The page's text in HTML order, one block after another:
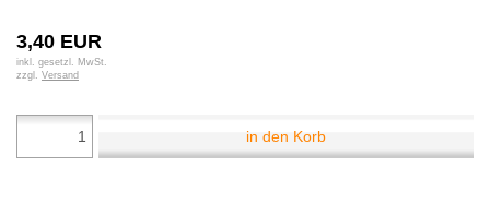
3,40 EUR
inkl. gesetzl. MwSt.
zzgl. Versand
in den Korb